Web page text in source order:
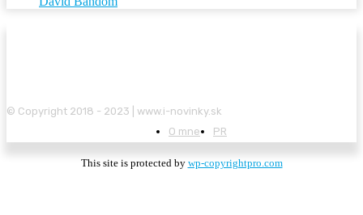
© Copyright 2018 - 2023 | www.i-novinky.sk
O mne
PR
This site is protected by wp-copyrightpro.com